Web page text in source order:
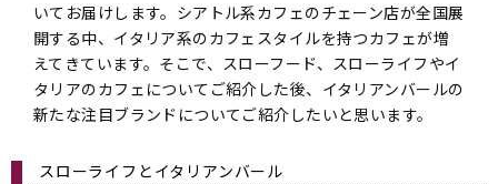
いてお届けします。シアトル系カフェのチェーン店が全国展
開する中、イタリア系のカフェスタイルを持つカフェが増
えてきています。そこで、スローフード、スローライフやイ
タリアのカフェについてご紹介した後、イタリアンバールの
新たな注目ブランドについてご紹介したいと思います。
スローライフとイタリアンバール